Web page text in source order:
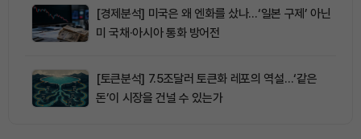
[경제분석] 미국은 왜 엔화를 샀나…‘일본 구제’ 아닌
미 국채·아시아 통화 방어전
[토큰분석] 7.5조달러 토큰화 레포의 역설…‘같은
돈’이 시장을 건널 수 있는가